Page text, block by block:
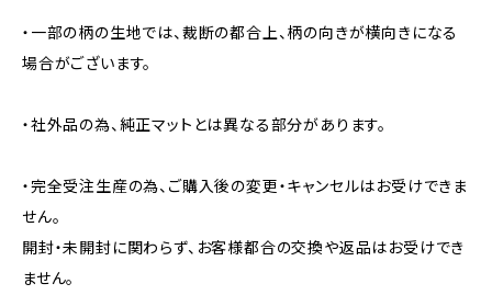
・一部の柄の生地では、裁断の都合上、柄の向きが横向きになる
場合がございます。
・社外品の為、純正マットとは異なる部分があります。
・完全受注生産の為、ご購入後の変更・キャンセルはお受けできま
せん。
開封・未開封に関わらず、お客様都合の交換や返品はお受けでき
ません。